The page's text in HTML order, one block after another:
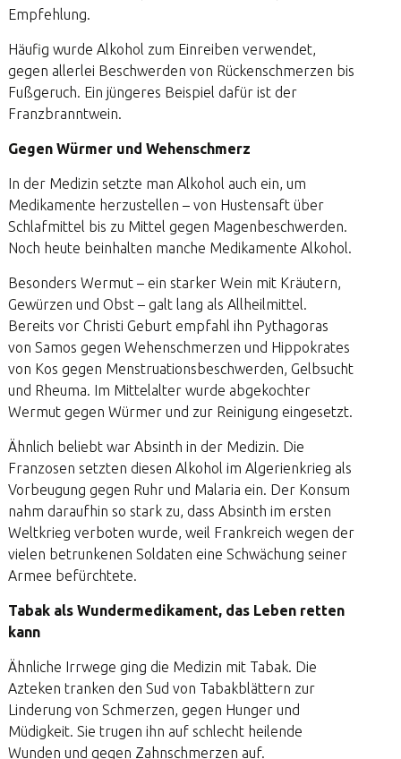
Empfehlung.
Häufig wurde Alkohol zum Einreiben verwendet,
gegen allerlei Beschwerden von Rückenschmerzen bis
Fußgeruch. Ein jüngeres Beispiel dafür ist der
Franzbranntwein.
Gegen Würmer und Wehenschmerz
In der Medizin setzte man Alkohol auch ein, um
Medikamente herzustellen – von Hustensaft über
Schlafmittel bis zu Mittel gegen Magenbeschwerden.
Noch heute beinhalten manche Medikamente Alkohol.
Besonders Wermut – ein starker Wein mit Kräutern,
Gewürzen und Obst – galt lang als Allheilmittel.
Bereits vor Christi Geburt empfahl ihn Pythagoras
von Samos gegen Wehenschmerzen und Hippokrates
von Kos gegen Menstruationsbeschwerden, Gelbsucht
und Rheuma. Im Mittelalter wurde abgekochter
Wermut gegen Würmer und zur Reinigung eingesetzt.
Ähnlich beliebt war Absinth in der Medizin. Die
Franzosen setzten diesen Alkohol im Algerienkrieg als
Vorbeugung gegen Ruhr und Malaria ein. Der Konsum
nahm daraufhin so stark zu, dass Absinth im ersten
Weltkrieg verboten wurde, weil Frankreich wegen der
vielen betrunkenen Soldaten eine Schwächung seiner
Armee befürchtete.
Tabak als Wundermedikament, das Leben retten
kann
Ähnliche Irrwege ging die Medizin mit Tabak. Die
Azteken tranken den Sud von Tabakblättern zur
Linderung von Schmerzen, gegen Hunger und
Müdigkeit. Sie trugen ihn auf schlecht heilende
Wunden und gegen Zahnschmerzen auf.